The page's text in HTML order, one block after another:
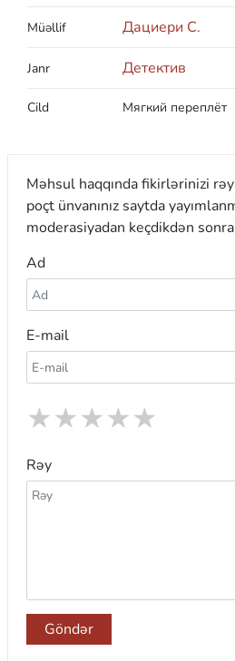
Müəllif Дациери С.
Janr Детектив
Cild Мягкий переплёт
Məhsul haqqında fikirlərinizi
poçt ünvanınız saytda
moderasiyadan keçdikdən
Ad
E-mail
★
★
★
★
★
Rəy
Göndər